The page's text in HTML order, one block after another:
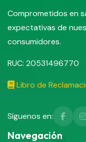
Comprometidos en
expectativas de
consumidores.
RUC: 20531496770
Libro de
Síguenos en:
Navegación